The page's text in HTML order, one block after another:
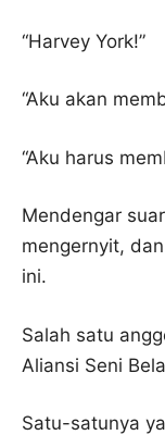
“Harvey York!”
“Aku akan
“Aku harus
Mendengar
mengernyit,
ini.
Salah satu
Aliansi Seni
Satu-satunya